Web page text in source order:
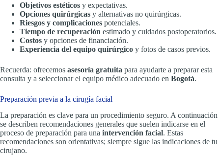
Objetivos estéticos y expectativas.
Opciones quirúrgicas y alternativas no quirúrgicas.
Riesgos y complicaciones potenciales.
Tiempo de recuperación estimado y cuidados postoperatorios.
Costos y opciones de financiación.
Experiencia del equipo quirúrgico y fotos de casos previos.
Recuerda: ofrecemos asesoría gratuita para ayudarte a preparar esta
consulta y a seleccionar el equipo médico adecuado en Bogotá.
Preparación previa a la cirugía facial
La preparación es clave para un procedimiento seguro. A continuación
se describen recomendaciones generales que suelen indicarse en el
proceso de preparación para una intervención facial. Estas
recomendaciones son orientativas; siempre sigue las indicaciones de tu
cirujano.